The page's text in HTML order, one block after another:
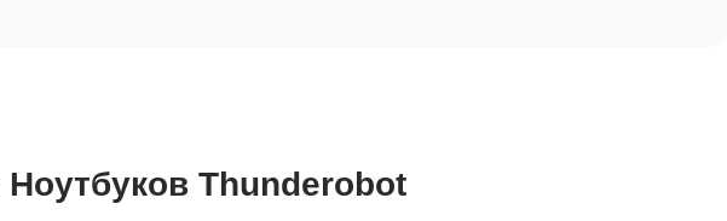
Ноутбуков Thunderobot